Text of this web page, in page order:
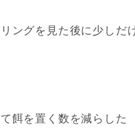
ングを見た後に少しだ
餌を置く数を減らした